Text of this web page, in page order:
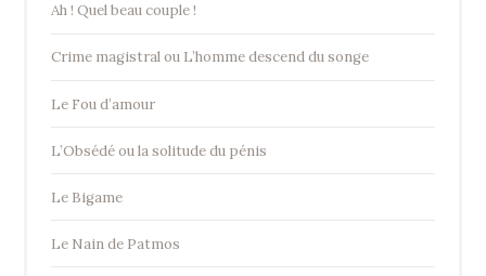
Ah ! Quel beau couple !
Crime magistral ou L’homme descend du songe
Le Fou d’amour
L’Obsédé ou la solitude du pénis
Le Bigame
Le Nain de Patmos